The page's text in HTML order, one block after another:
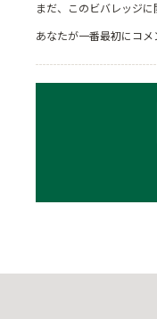
まだ、このビバレッジに
あなたが一番最初にコメ